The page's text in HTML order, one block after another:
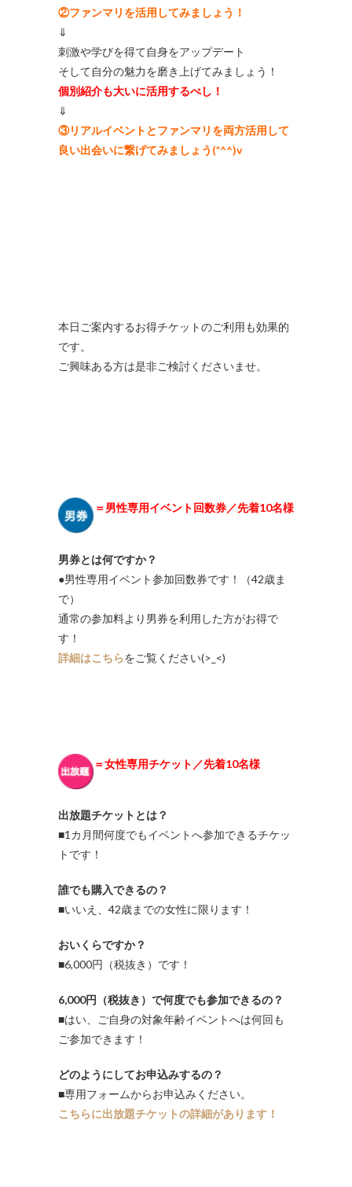
②ファンマリを活用してみましょう！
⇓
刺激や学びを得て自身をアップデート
そして自分の魅力を磨き上げてみましょう！
個別紹介も大いに活用するべし！
⇓
③リアルイベントとファンマリを両方活用して
良い出会いに繋げてみましょう(*^^)v
本日ご案内するお得チケットのご利用も効果的
です。
ご興味ある方は是非ご検討くださいませ。
＝男性専用イベント回数券／先着10名様
男券とは何ですか？
●男性専用イベント参加回数券です！（42歳ま
で）
通常の参加料より男券を利用した方がお得で
す！
詳細はこちらをご覧ください(>_<)
＝女性専用チケット／先着10名様
出放題チケットとは？
■1カ月間何度でもイベントへ参加できるチケッ
トです！
誰でも購入できるの？
■いいえ、42歳までの女性に限ります！
おいくらですか？
■6,000円（税抜き）です！
6,000円（税抜き）で何度でも参加できるの？
■はい、ご自身の対象年齢イベントへは何回も
ご参加できます！
どのようにしてお申込みするの？
■専用フォームからお申込みください。
こちらに出放題チケットの詳細があります！